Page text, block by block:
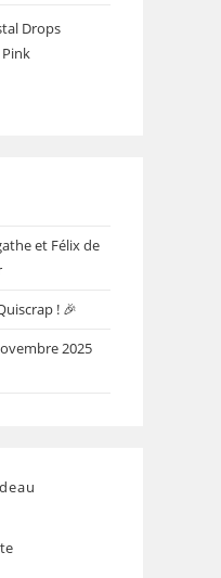
Drops
et Félix de
! 🎉
2025